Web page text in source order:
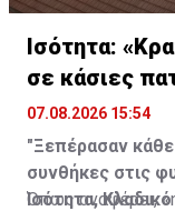
Ισότητα:
σε κάσιες
ξέφυγε»
07.08.2026 15:54
"Ξεπέρασαν
συνθήκες στις
Ισότητα,
Όπως αναφέρει,